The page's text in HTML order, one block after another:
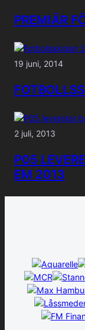
PREMIÄR
19 juni, 2014
2 juli, 2013
P05
EM 2013